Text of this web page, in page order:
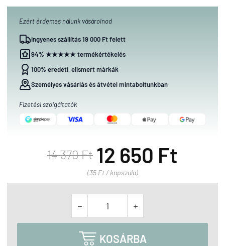
Ezért érdemes nálunk vásárolnod
Ingyenes szállítás 19 000 Ft felett
94% ★★★★★ termékértékelés
100% eredeti, elismert márkák
Személyes vásárlás és átvétel mintaboltunkban
Fizetési szolgáltatók
14 370 Ft 12 650 Ft
(35 Ft / kapszula)
 
 KOSÁRBA